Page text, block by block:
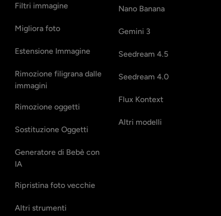
Filtri immagine
Migliora foto
Estensione Immagine
Rimozione filigrana dalle
immagini
Rimozione oggetti
Sostituzione Oggetti
Generatore di Bebè con
IA
Ripristina foto vecchie
Altri strumenti
Nano Banana
Gemini 3
Seedream 4.5
Seedream 4.0
Flux Kontext
Altri modelli